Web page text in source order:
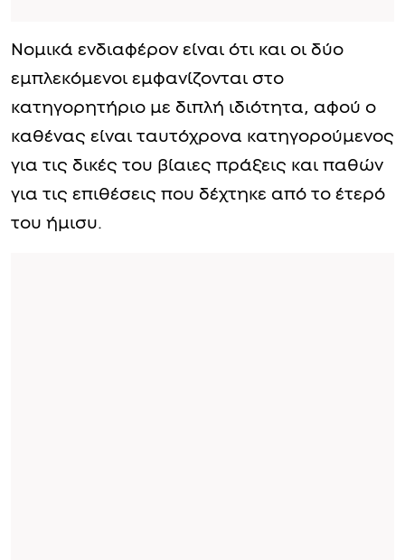
Νομικά ενδιαφέρον είναι ότι και οι δύο
εμπλεκόμενοι εμφανίζονται στο
κατηγορητήριο με διπλή ιδιότητα, αφού ο
καθένας είναι ταυτόχρονα κατηγορούμενος
για τις δικές του βίαιες πράξεις και παθών
για τις επιθέσεις που δέχτηκε από το έτερό
του ήμισυ.